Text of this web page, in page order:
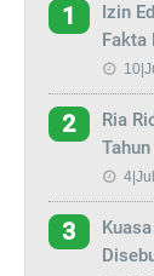
1
Izin
Fakta
2
Ria
3